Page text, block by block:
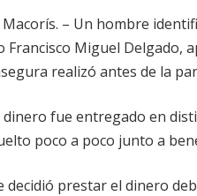
Macorís. – Un hombre
Francisco Miguel Delgado,
realizó antes de la
dinero fue entregado en
poco a poco junto a
decidió prestar el dinero